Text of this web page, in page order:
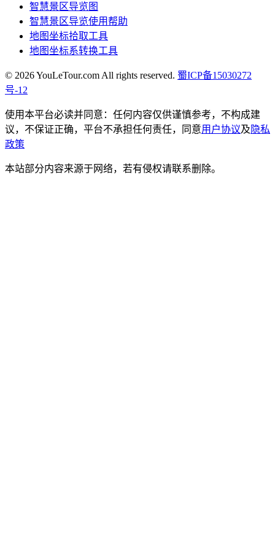
智慧景区导览图
智慧景区导览使用帮助
地图坐标拾取工具
地图坐标系转换工具
© 2026 YouLeTour.com All rights reserved. 蜀ICP备15030272
号-12
使用本平台必读并同意：任何内容仅供谨慎参考，不构成建
议，不保证正确，平台不承担任何责任，同意用户协议及 隐私
政策
本站部分内容来源于网络，若有侵权请联系删除。